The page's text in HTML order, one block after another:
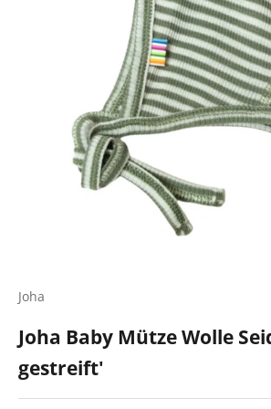
Joha
Joha Baby Mütze Wolle
gestreift'